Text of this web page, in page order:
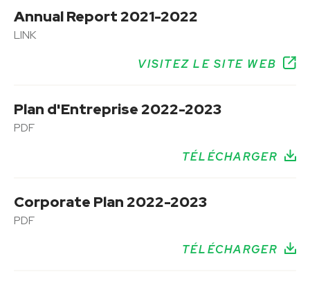
Annual Report 2021-2022
LINK
VISITEZ LE SITE WEB
Plan d'Entreprise 2022-2023
PDF
TÉLÉCHARGER
Corporate Plan 2022-2023
PDF
TÉLÉCHARGER